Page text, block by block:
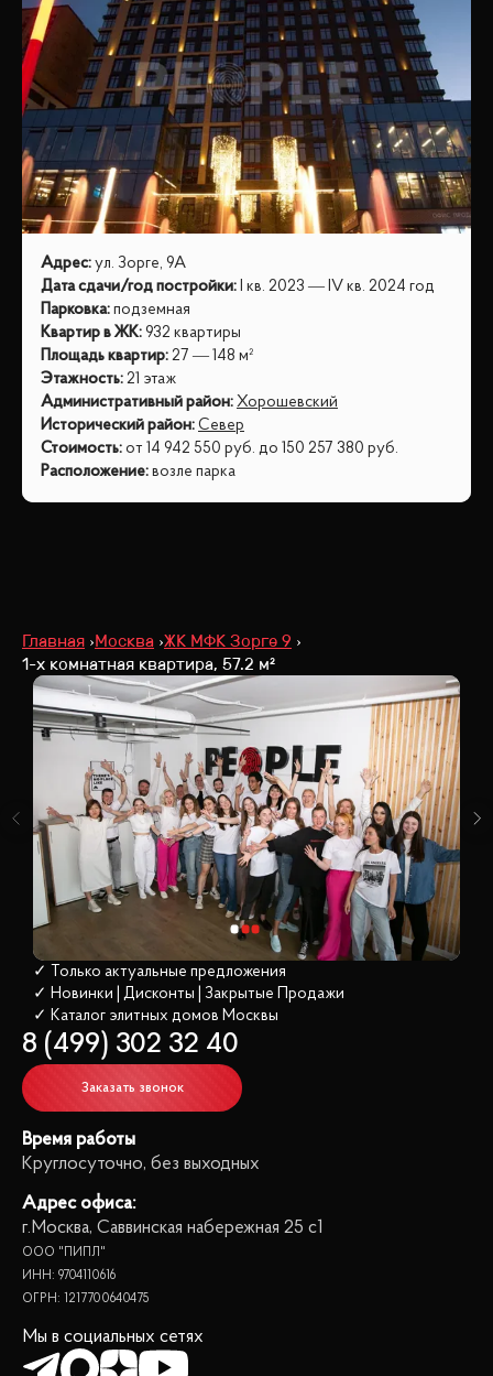
Адрес: ул. Зорге, 9А
Дата сдачи/год постройки: I кв. 2023 — IV кв. 2024 год
Парковка: подземная
Квартир в ЖК: 932 квартиры
Площадь квартир: 27 — 148 м²
Этажность: 21 этаж
Административный район: Хорошевский
Исторический район: Север
Стоимость: от 14 942 550 руб. до 150 257 380 руб.
Расположение: возле парка
Главная Москва ЖК МФК Зорге 9
1-х комнатная квартира, 57.2 м²
✓ Только актуальные предложения
✓ Новинки | Дисконты | Закрытые Продажи
✓ Каталог элитных домов Москвы
8 (499) 302 32 40
Заказать звонок
Время работы
Круглосуточно, без выходных
Адрес офиса:
г.Москва, Саввинская набережная 25 с1
ООО "ПИПЛ"
ИНН: 9704110616
ОГРН: 1217700640475
Мы в социальных сетях